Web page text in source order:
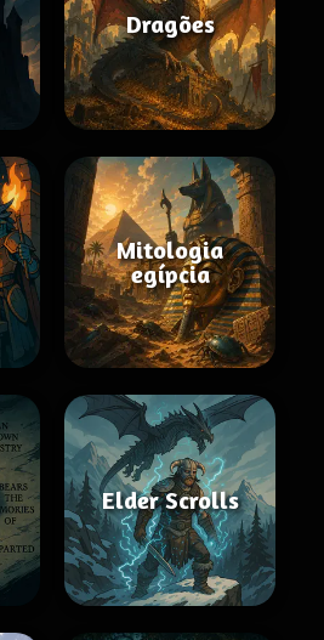
Dragões
Mitologia
egípcia
Elder Scrolls